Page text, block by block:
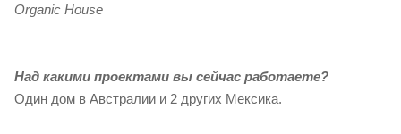
Organic House
Над какими проектами вы сейчас работаете?
Один дом в Австралии и 2 других Мексика.